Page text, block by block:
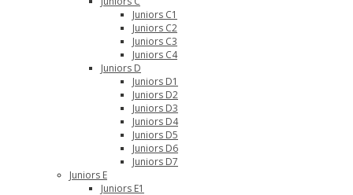
Juniors C1
Juniors C2
Juniors C3
Juniors C4
Juniors D
Juniors D1
Juniors D2
Juniors D3
Juniors D4
Juniors D5
Juniors D6
Juniors D7
Juniors E
Juniors E1